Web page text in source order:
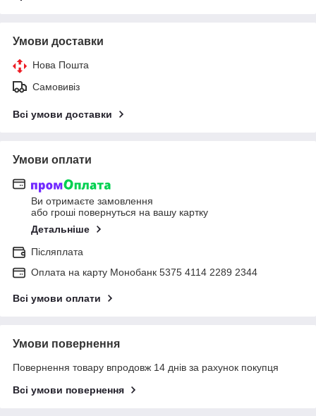
Умови доставки
Нова Пошта
Самовивіз
Всі умови доставки
Умови оплати
Ви отримаєте замовлення
або гроші повернуться на вашу картку
Детальніше
Післяплата
Оплата на карту Монобанк 5375 4114 2289 2344
Всі умови оплати
Умови повернення
Повернення товару впродовж 14 днів за рахунок покупця
Всі умови повернення